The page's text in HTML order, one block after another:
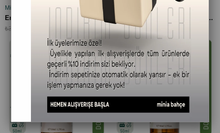
SEPETE EKLE
Minia Bahçe Bitki ve Sanat Atölyesi
Erkeklere Özel Saç Toniği – Biberiye & Çam Özlü | Dökülme Karşıtı ve Canlandırıcı Bakım – 100 ml
₺319,90
SEPETE EKLE
Minia Bahçe Bitki ve Sanat Atölyesi
Biberiye Yağı Kompleksi Saç Dökülmesine Karşı Güçlendirici, Saç Uzamasını Destekleyen Bitkisel Saç Bakım Yağı – 50 ml
₺289,90